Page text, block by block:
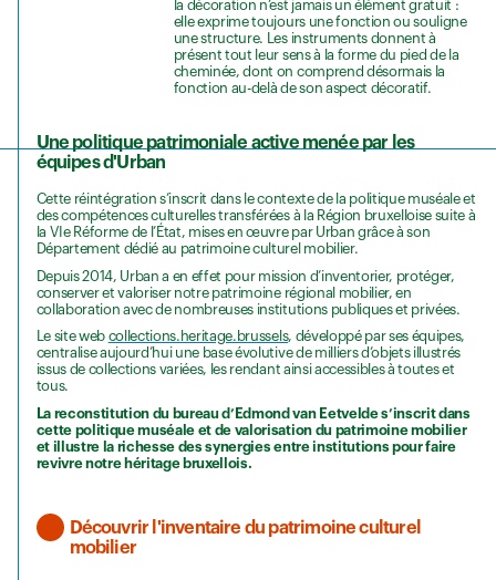
la décoration n’est jamais un élément gratuit :
elle exprime toujours une fonction ou souligne
une structure. Les instruments donnent à
présent tout leur sens à la forme du pied de la
cheminée, dont on comprend désormais la
fonction au-delà de son aspect décoratif.
Une politique patrimoniale active menée par les
équipes d'Urban
Cette réintégration s’inscrit dans le contexte de la politique muséale et
des compétences culturelles transférées à la Région bruxelloise suite à
la VIe Réforme de l’État, mises en œuvre par Urban grâce à son
Département dédié au patrimoine culturel mobilier.
Depuis 2014, Urban a en effet pour mission d’inventorier, protéger,
conserver et valoriser notre patrimoine régional mobilier, en
collaboration avec de nombreuses institutions publiques et privées.
Le site web collections.heritage.brussels, développé par ses équipes,
centralise aujourd’hui une base évolutive de milliers d’objets illustrés
issus de collections variées, les rendant ainsi accessibles à toutes et
tous.
La reconstitution du bureau d’Edmond van Eetvelde s’inscrit dans
cette politique muséale et de valorisation du patrimoine mobilier
et illustre la richesse des synergies entre institutions pour faire
revivre notre héritage bruxellois.
Découvrir l'inventaire du patrimoine culturel
mobilier